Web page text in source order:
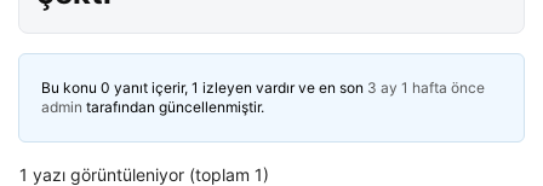
Bu konu 0 yanıt içerir, 1 izleyen vardır ve en son 3 ay 1 hafta önce
admin tarafından güncellenmiştir.
1 yazı görüntüleniyor (toplam 1)